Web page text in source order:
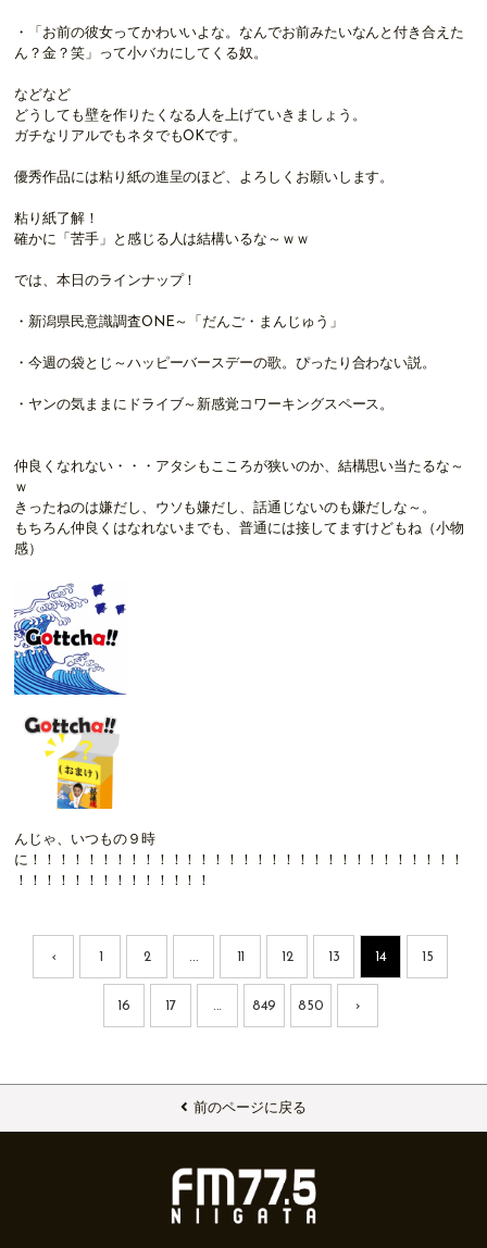
・「お前の彼女ってかわいいよな。なんでお前みたいなんと付き合えた
ん？金？笑」って小バカにしてくる奴。
などなど
どうしても壁を作りたくなる人を上げていきましょう。
ガチなリアルでもネタでもOKです。
優秀作品には粘り紙の進呈のほど、よろしくお願いします。
粘り紙了解！
確かに「苦手」と感じる人は結構いるな～ｗｗ
では、本日のラインナップ！
・新潟県民意識調査ONE～「だんご・まんじゅう」
・今週の袋とじ～ハッピーバースデーの歌。ぴったり合わない説。
・ヤンの気ままにドライブ～新感覚コワーキングスペース。
仲良くなれない・・・アタシもこころが狭いのか、結構思い当たるな～
ｗ
きったねのは嫌だし、ウソも嫌だし、話通じないのも嫌だしな～。
もちろん仲良くはなれないまでも、普通には接してますけどもね（小物
感）
んじゃ、いつもの９時
に！！！！！！！！！！！！！！！！！！！！！！！！！！！！！！！
！！！！！！！！！！！！！！
‹ 1 2 11 12 13 14 15
16 17 849 850 ›
前のページに戻る